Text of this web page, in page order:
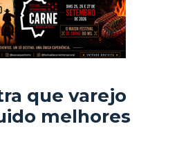
que varejo
melhores